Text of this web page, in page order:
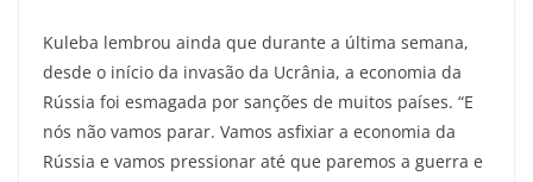
Kuleba lembrou ainda que durante a última semana,
desde o início da invasão da Ucrânia, a economia da
Rússia foi esmagada por sanções de muitos países. “E
nós não vamos parar. Vamos asfixiar a economia da
Rússia e vamos pressionar até que paremos a guerra e